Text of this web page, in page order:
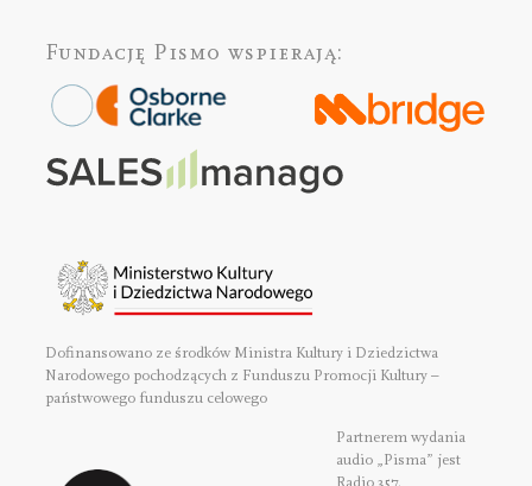
Fundację Pismo wspierają:
Dofinansowano ze środków Ministra Kultury i Dziedzictwa
Narodowego pochodzących z Funduszu Promocji Kultury –
państwowego funduszu celowego
Partnerem wydania
audio „Pisma” jest